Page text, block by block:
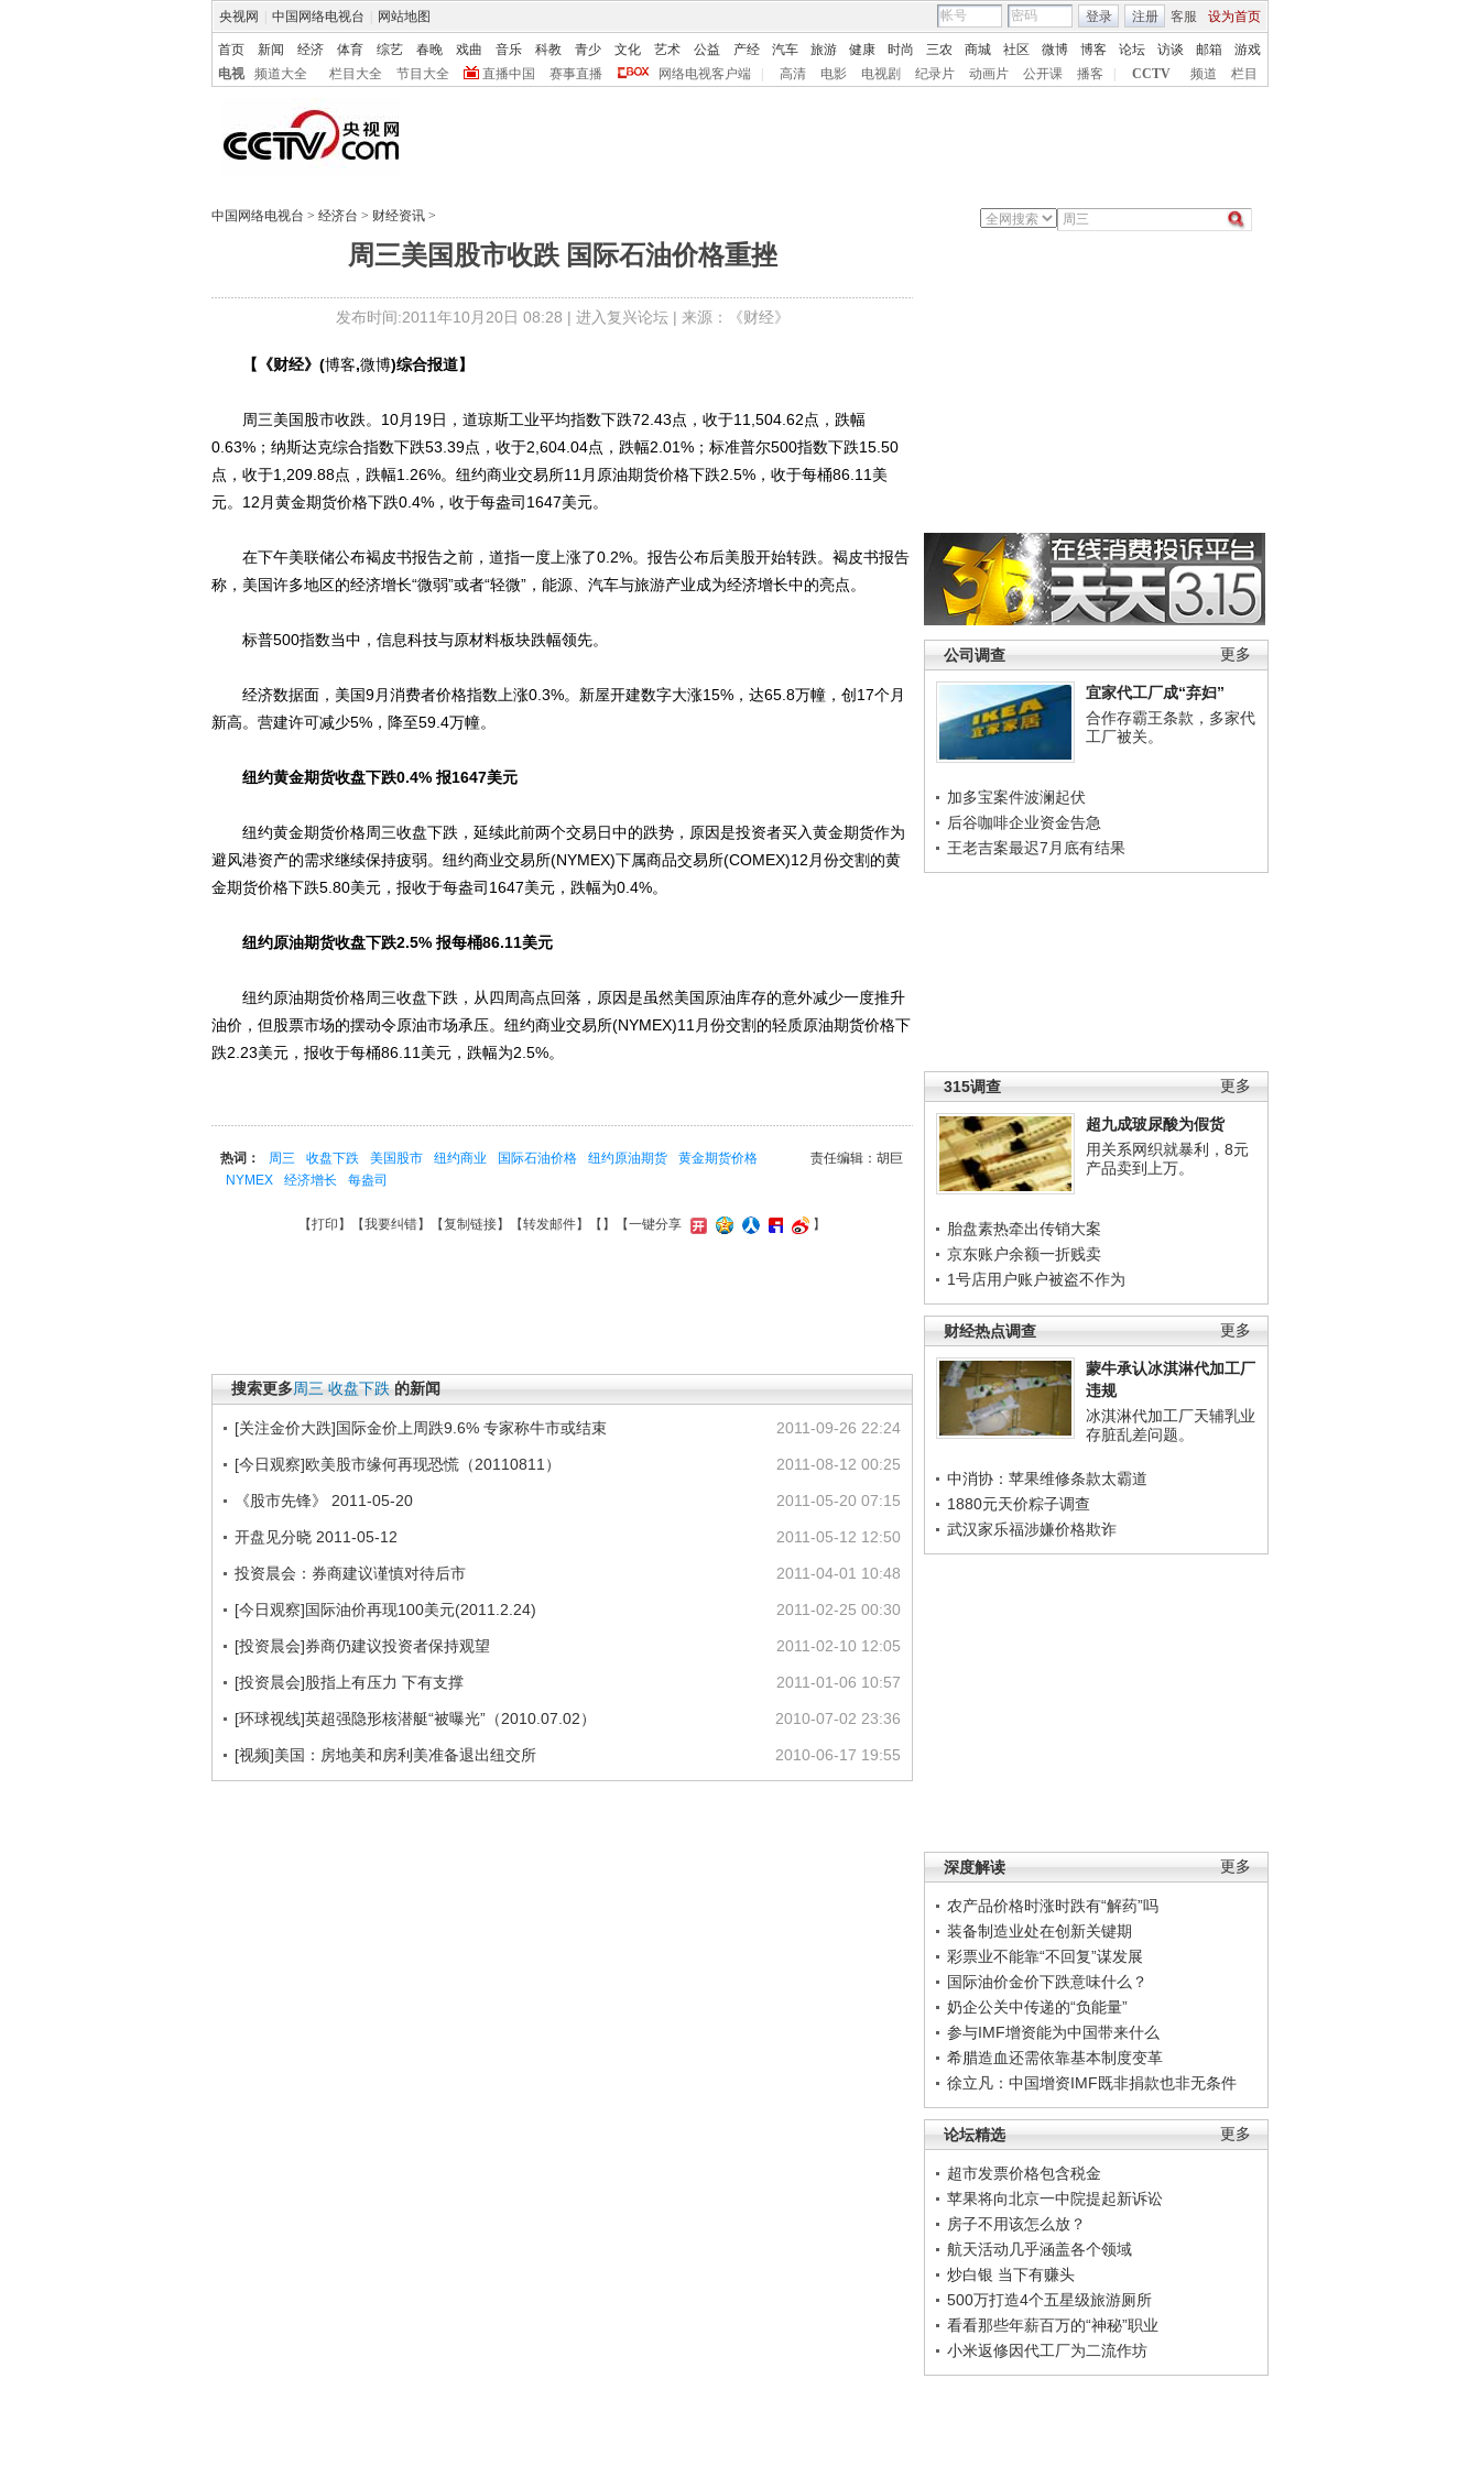
央视网 中国网络电视台 网站地图 客服 设为首页
登录 注册
首页 新闻 经济 体育 综艺 春晚 戏曲 音乐 科教 青少 文化 艺术 公益 产经 汽车 旅游 健康 时尚 三农 商城 社区 微博 博客 论坛 访谈 邮箱
游戏
电视
频道大全 栏目大全 节目大全 直播中国 赛事直播 网络电视客户端 高清 电影 电视剧 纪录片 动画片 公开课 播客 CCTV 频道 栏目
中国网络电视台 > 经济台 > 财经资讯 >
周三美国股市收跌 国际石油价格重挫
发布时间:2011年10月20日 08:28 | 进入复兴论坛| 来源：《财经》
更多
公司调查
宜家代工厂成“弃妇”
合作存霸王条款，多家代
工厂被关。
加多宝案件波澜起伏
后谷咖啡企业资金告急
王老吉案最迟7月底有结果
更多
315调查
超九成玻尿酸为假货
用关系网织就暴利，8元
产品卖到上万。
胎盘素热牵出传销大案
京东账户余额一折贱卖
1号店用户账户被盗不作为
更多
财经热点调查
蒙牛承认冰淇淋代加工厂
违规
冰淇淋代加工厂天辅乳业
存脏乱差问题。
中消协：苹果维修条款太霸道
1880元天价粽子调查
武汉家乐福涉嫌价格欺诈
更多
深度解读
农产品价格时涨时跌有“解药”吗
装备制造业处在创新关键期
彩票业不能靠“不回复”谋发展
国际油价金价下跌意味什么？
奶企公关中传递的“负能量”
参与IMF增资能为中国带来什么
希腊造血还需依靠基本制度变革
徐立凡：中国增资IMF既非捐款也非无条件
更多
论坛精选
超市发票价格包含税金
苹果将向北京一中院提起新诉讼
房子不用该怎么放？
航天活动几乎涵盖各个领域
炒白银 当下有赚头
500万打造4个五星级旅游厕所
看看那些年薪百万的“神秘”职业
小米返修因代工厂为二流作坊
【《财经》(博客,微博)综合报道】
周三美国股市收跌。10月19日，道琼斯工业平均指数下跌72.43点，收于11,504.62点，跌幅
0.63%；纳斯达克综合指数下跌53.39点，收于2,604.04点，跌幅2.01%；标准普尔500指数下跌15.50
点，收于1,209.88点，跌幅1.26%。纽约商业交易所11月原油期货价格下跌2.5%，收于每桶86.11美
元。12月黄金期货价格下跌0.4%，收于每盎司1647美元。
在下午美联储公布褐皮书报告之前，道指一度上涨了0.2%。报告公布后美股开始转跌。褐皮书报告
称，美国许多地区的经济增长“微弱”或者“轻微”，能源、汽车与旅游产业成为经济增长中的亮点。
标普500指数当中，信息科技与原材料板块跌幅领先。
经济数据面，美国9月消费者价格指数上涨0.3%。新屋开建数字大涨15%，达65.8万幢，创17个月
新高。营建许可减少5%，降至59.4万幢。
纽约黄金期货收盘下跌0.4% 报1647美元
纽约黄金期货价格周三收盘下跌，延续此前两个交易日中的跌势，原因是投资者买入黄金期货作为
避风港资产的需求继续保持疲弱。纽约商业交易所(NYMEX)下属商品交易所(COMEX)12月份交割的黄
金期货价格下跌5.80美元，报收于每盎司1647美元，跌幅为0.4%。
纽约原油期货收盘下跌2.5% 报每桶86.11美元
纽约原油期货价格周三收盘下跌，从四周高点回落，原因是虽然美国原油库存的意外减少一度推升
油价，但股票市场的摆动令原油市场承压。纽约商业交易所(NYMEX)11月份交割的轻质原油期货价格下
跌2.23美元，报收于每桶86.11美元，跌幅为2.5%。
责任编辑：胡巨
热词： 周三 收盘下跌 美国股市 纽约商业 国际石油价格 纽约原油期货
黄金期货价格
NYMEX
经济增长 每盎司
【打印 】【我要纠错】【复制链接】【转发邮件】【 】 【一键分享 】
搜索更多周三 收盘下跌 的新闻
2011-09-26 22:24
[关注金价大跌]国际金价上周跌9.6% 专家称牛市或结束
2011-08-12 00:25
[今日观察]欧美股市缘何再现恐慌（20110811）
2011-05-20 07:15
《股市先锋》 2011-05-20
2011-05-12 12:50
开盘见分晓 2011-05-12
2011-04-01 10:48
投资晨会：券商建议谨慎对待后市
2011-02-25 00:30
[今日观察]国际油价再现100美元(2011.2.24)
2011-02-10 12:05
[投资晨会]券商仍建议投资者保持观望
2011-01-06 10:57
[投资晨会]股指上有压力 下有支撑
2010-07-02 23:36
[环球视线]英超强隐形核潜艇“被曝光”（2010.07.02）
2010-06-17 19:55
[视频]美国：房地美和房利美准备退出纽交所